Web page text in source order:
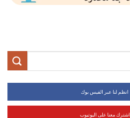
انظم لنا عبر الفيس بوك
اشترك معنا على اليوتيوب